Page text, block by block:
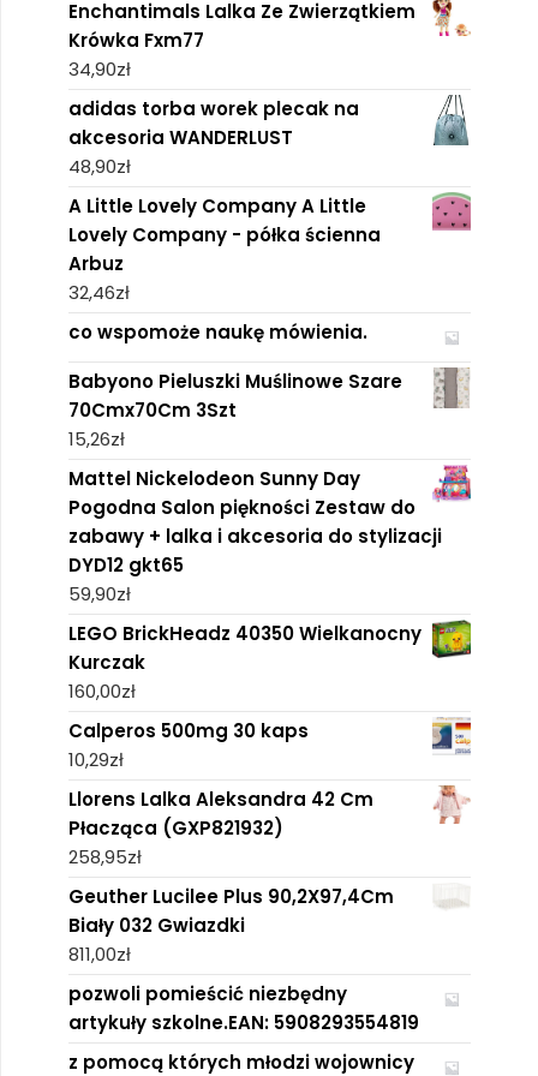
Enchantimals Lalka Ze Zwierzątkiem
Krówka Fxm77
34,90zł
adidas torba worek plecak na
akcesoria WANDERLUST
48,90zł
A Little Lovely Company A Little
Lovely Company - półka ścienna
Arbuz
32,46zł
co wspomoże naukę mówienia.
Babyono Pieluszki Muślinowe Szare
70Cmx70Cm 3Szt
15,26zł
Mattel Nickelodeon Sunny Day
Pogodna Salon piękności Zestaw do
zabawy + lalka i akcesoria do stylizacji
DYD12 gkt65
59,90zł
LEGO BrickHeadz 40350 Wielkanocny
Kurczak
160,00zł
Calperos 500mg 30 kaps
10,29zł
Llorens Lalka Aleksandra 42 Cm
Płacząca (GXP821932)
258,95zł
Geuther Lucilee Plus 90,2X97,4Cm
Biały 032 Gwiazdki
811,00zł
pozwoli pomieścić niezbędny
artykuły szkolne.EAN: 5908293554819
z pomocą których młodzi wojownicy